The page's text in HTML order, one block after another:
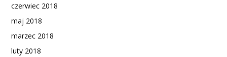
czerwiec 2018
maj 2018
marzec 2018
luty 2018